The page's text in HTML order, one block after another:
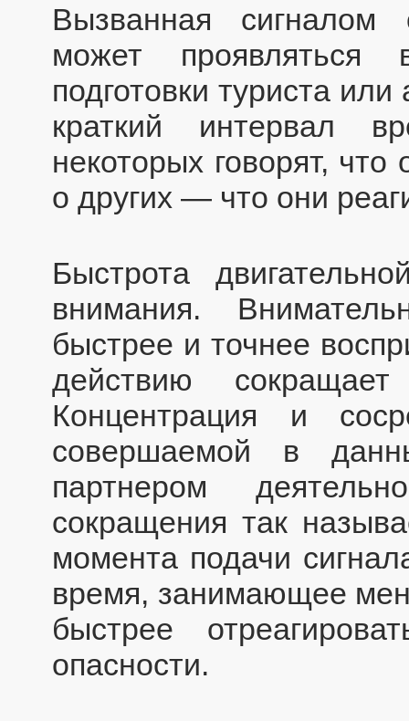
Вызванная сигналом
может проявляться
подготовки туриста
краткий интервал
некоторых говорят,
о других — что они
Быстрота
внимания.
быстрее и точнее
действию
Концентрация и
совершаемой в
партнером
сокращения так
момента подачи
время, занимающее
быстрее
опасности.